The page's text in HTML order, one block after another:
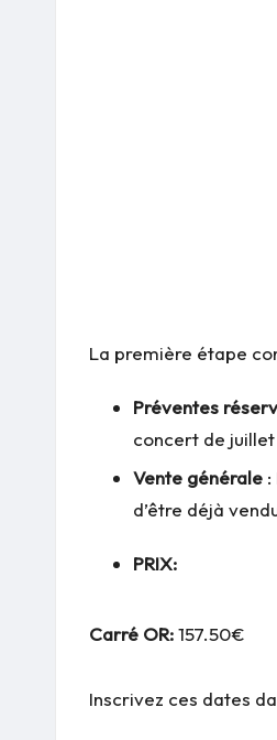
La première étape
Préventes
concert de
Vente générale
d’être déjà
PRIX:
Carré OR:157.50€
Inscrivez ces dates